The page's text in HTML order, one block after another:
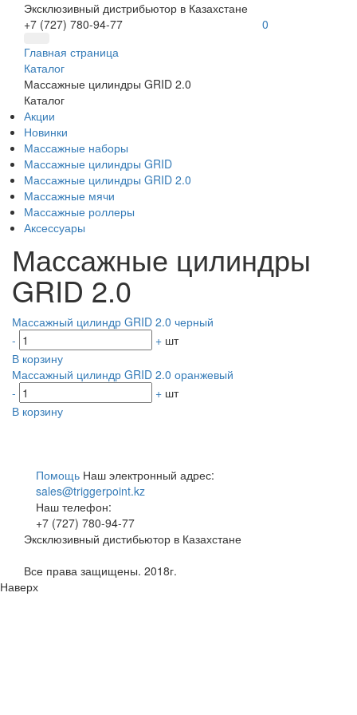
Эксклюзивный дистрибьютор в Казахстане
+7 (727) 780-94-77
0
Главная страница
Каталог
Массажные цилиндры GRID 2.0
Каталог
Акции
Новинки
Массажные наборы
Массажные цилиндры GRID
Массажные цилиндры GRID 2.0
Массажные мячи
Массажные роллеры
Аксессуары
Массажные цилиндры
GRID 2.0
Массажный цилиндр GRID 2.0 черный
-
+ шт
В корзину
Массажный цилиндр GRID 2.0 оранжевый
-
+ шт
В корзину
Помощь Наш электронный адрес:
sales@triggerpoint.kz
Наш телефон:
+7 (727) 780-94-77
Эксклюзивный дистибьютор в Казахстане
Все права защищены. 2018г.
Наверх